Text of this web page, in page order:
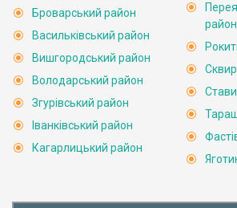
Броварський район
Васильківський район
Вишгородський район
Володарський район
Згурівський район
Іванківський район
Кагарлицький район
район